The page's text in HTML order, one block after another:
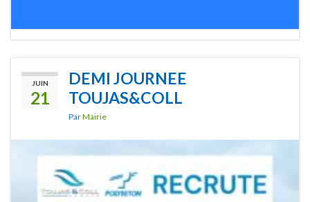
JUIN
21
DEMI JOURNEE
TOUJAS&COLL
ParMairie